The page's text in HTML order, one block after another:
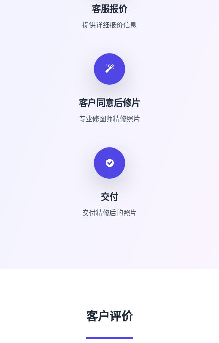
客服报价
提供详细报价信息
客户同意后修片
专业修图师精修照片
交付
交付精修后的照片
客户评价